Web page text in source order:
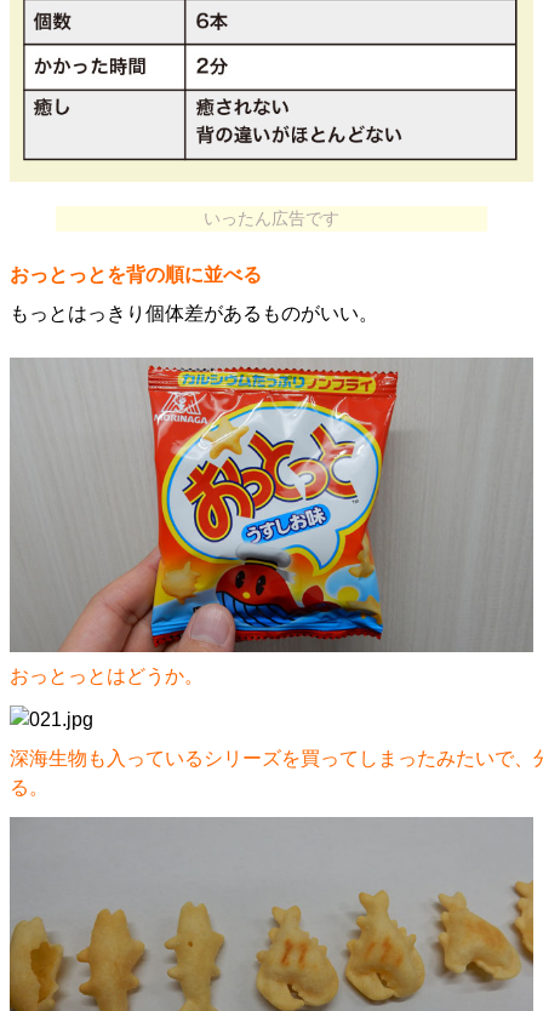
いったん広告です
おっとっとを背の順に並べる
もっとはっきり個体差があるものがいい。
おっとっとはどうか。
深海生物も入っているシリーズを買ってしまったみたいで、
る。